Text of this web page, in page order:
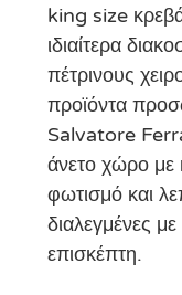
king size
ιδιαίτερα
πέτρινους
προϊόντα
Salvatore
άνετο χώρο με
φωτισμό και
διαλεγμένες
επισκέπτη.